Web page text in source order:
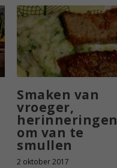
Smaken van
vroeger,
herinneringen
om van te
smullen
2 oktober 2017